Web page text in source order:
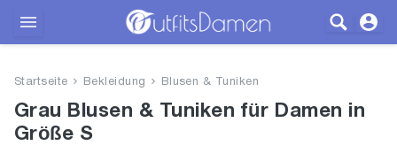
Bekleidung
Startseite Bekleidung Blusen & Tuniken
Grau Blusen & Tuniken für Damen in
Größe S